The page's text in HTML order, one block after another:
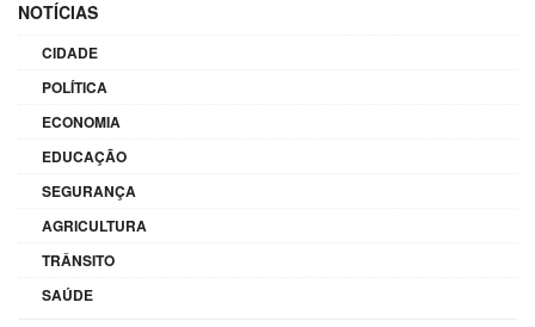
NOTÍCIAS
CIDADE
POLÍTICA
ECONOMIA
EDUCAÇÃO
SEGURANÇA
AGRICULTURA
TRÂNSITO
SAÚDE